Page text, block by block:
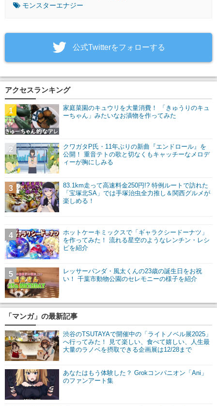
モンスターエナジー
‎公式Twitterをフォローする
アクセスランキング
家庭菜園のキュウリを大量消費！ 「きゅうりのキュ
ーちゃん」みたいなお漬物を作ってみた
1
クワガタP氏・11年ぶりの新曲『エンドロール』を
公開！ 重音テトの歌と切なくもキャッチーなメロデ
ィーが胸にしみる
2
83.1km走って高速料金250円!? 特例ルートで訪れた
「宝塚北SA」では手塚治虫全力推し＆関西グルメが
楽しめる！
3
ホットケーキミックスで「ギャラクシードーナツ」
を作ってみた！ 流れる星空のようなレンチン・レシ
ピを紹介
4
レッサーパンダ・風太くんの23歳の誕生日をお祝
い！ 千葉市動物公園のセレモニーの様子を紹介
5
「マンガ」の最新記事
渋谷のTSUTAYAで開催中の「ライトノベル展2025」
へ行ってみた！ 見て楽しい、食べて嬉しい、人生最
大量のラノベを摂取できる企画展は12/28まで
あなたはもう体験した？ Grokコンパニオン「Ani」
のファンアート集